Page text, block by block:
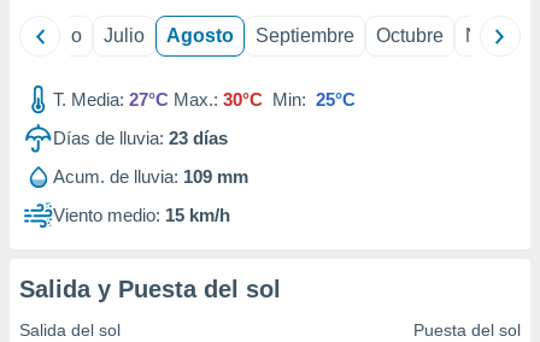
publicidad
de
1199
Junio Julio Agosto Septiembre Octubre
T. Media: 27°C Max.: 30°C Min: 25°C
Días de lluvia: 23 días
Acum. de lluvia: 109 mm
Viento medio: 15 km/h
Salida y Puesta del sol
Salida del sol Puesta del sol